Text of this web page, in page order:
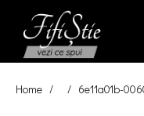
Home / / 6e11a01b-